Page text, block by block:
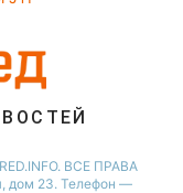
ВСЕ ПРАВА
дом 23. Телефон —